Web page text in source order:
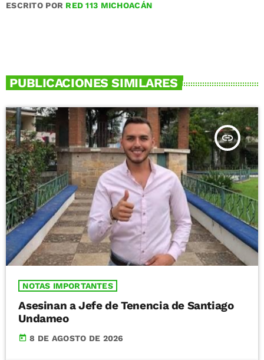
ESCRITO POR RED 113 MICHOACÁN
PUBLICACIONES SIMILARES
insert_link
NOTAS IMPORTANTES
Asesinan a Jefe de Tenencia de Santiago
Undameo
today 8 DE AGOSTO DE 2026